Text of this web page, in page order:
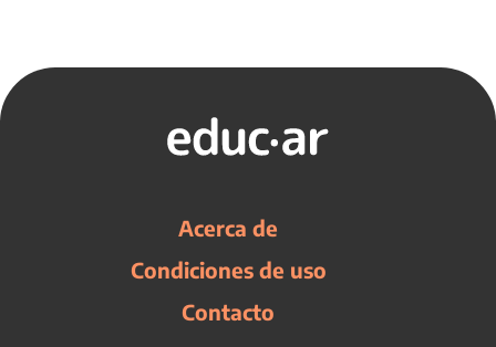
Acerca de
Condiciones de uso
Contacto